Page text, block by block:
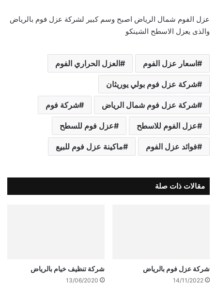
عزل الفوم شمال الرياض اصبح وسم كبير لشركة عزل فوم بالرياض
والذى يعزل الاسطح الشينكو
اسعار عزل الفوم العزل الحراري الفوم
شركة عزل فوم بولي يوريثان
شركة عزل فوم شمال الرياض شركة فوم
عزل الفوم للاسطح عزل فوم للسطح
فوائد عزل الفوم ماكينة عزل فوم للبيع
مقالات ذات صلة
شركة عزل فوم بالرياض
14/11/2022
شركة تنظيف خيام بالرياض
13/06/2020